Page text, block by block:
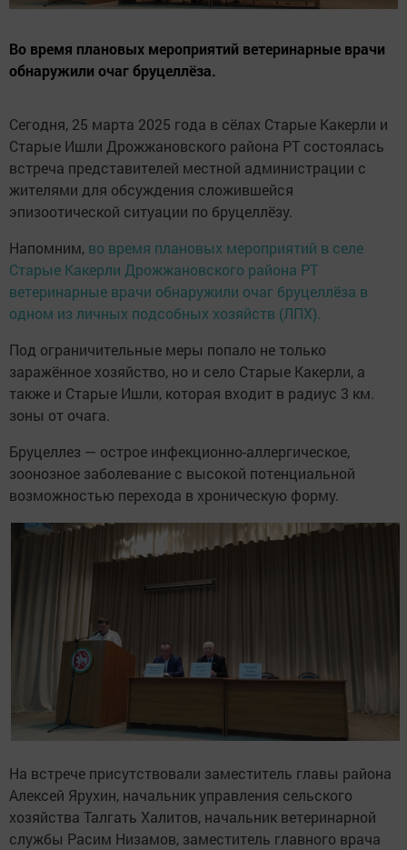
Во время плановых мероприятий ветеринарные врачи
обнаружили очаг бруцеллёза.
Сегодня, 25 марта 2025 года в сёлах Старые Какерли и
Старые Ишли Дрожжановского района РТ состоялась
встреча представителей местной администрации с
жителями для обсуждения сложившейся
эпизоотической ситуации по бруцеллёзу.
Напомним, во время плановых мероприятий в селе
Старые Какерли Дрожжановского района РТ
ветеринарные врачи обнаружили очаг бруцеллёза в
одном из личных подсобных хозяйств (ЛПХ).
Под ограничительные меры попало не только
заражённое хозяйство, но и село Старые Какерли, а
также и Старые Ишли, которая входит в радиус 3 км.
зоны от очага.
Бруцеллез — острое инфекционно-аллергическое,
зоонозное заболевание с высокой потенциальной
возможностью перехода в хроническую форму.
На встрече присутствовали заместитель главы района
Алексей Ярухин, начальник управления сельского
хозяйства Талгать Халитов, начальник ветеринарной
службы Расим Низамов, заместитель главного врача